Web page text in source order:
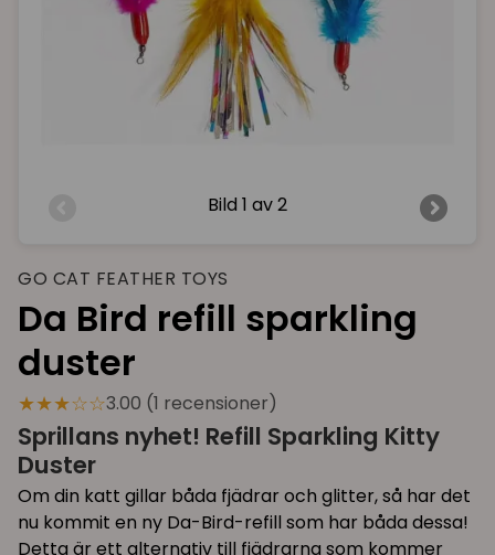
Bild 1 av 2
GO CAT FEATHER TOYS
Da Bird refill sparkling
duster
★★★☆☆3.00 (1 recensioner)
Sprillans nyhet! Refill Sparkling Kitty
Duster
Om din katt gillar båda fjädrar och glitter, så har det
nu kommit en ny Da-Bird-refill som har båda dessa!
Detta är ett alternativ till fjädrarna som kommer